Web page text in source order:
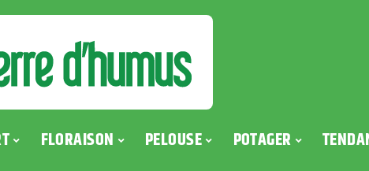
FLORAISON PELOUSE POTAGER